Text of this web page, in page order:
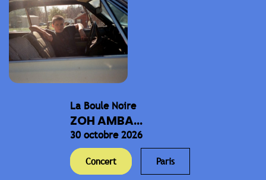
La Boule Noire
ZOH AMBA...
30 octobre 2026
Concert Paris